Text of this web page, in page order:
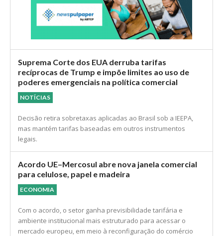
Suprema Corte dos EUA derruba tarifas
recíprocas de Trump e impõe limites ao uso de
poderes emergenciais na política comercial
NOTÍCIAS
Decisão retira sobretaxas aplicadas ao Brasil sob a IEEPA,
mas mantém tarifas baseadas em outros instrumentos
legais.
Acordo UE–Mercosul abre nova janela comercial
para celulose, papel e madeira
ECONOMIA
Com o acordo, o setor ganha previsibilidade tarifária e
ambiente institucional mais estruturado para acessar o
mercado europeu, em meio à reconfiguração do comércio